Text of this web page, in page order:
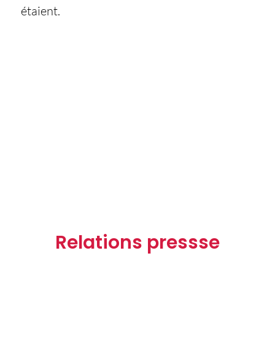
étaient.
Relations pressse